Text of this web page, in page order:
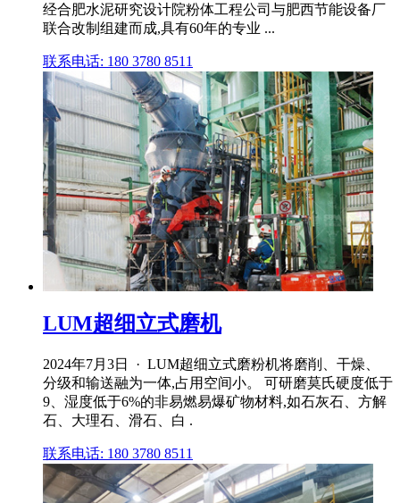
经合肥水泥研究设计院粉体工程公司与肥西节能设备厂
联合改制组建而成,具有60年的专业 ...
联系电话: 180 3780 8511
LUM超细立式磨机
2024年7月3日 · LUM超细立式磨粉机将磨削、干燥、
分级和输送融为一体,占用空间小。 可研磨莫氏硬度低于
9、湿度低于6%的非易燃易爆矿物材料,如石灰石、方解
石、大理石、滑石、白 .
联系电话: 180 3780 8511